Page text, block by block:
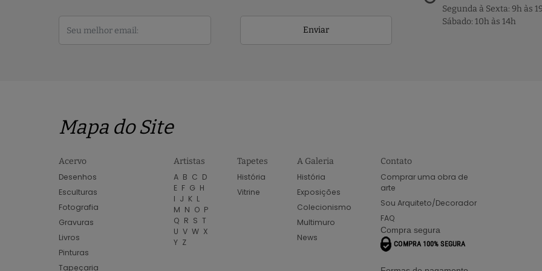
Enviar
Segunda à Sexta: 9h às
Sábado: 10h às 14h
Mapa do Site
Acervo
Desenhos
Esculturas
Fotografia
Gravuras
Livros
Pinturas
Tapeçaria
Artistas
A B C D
E F G H
I J K L
M N O P
Q R S T
U V W X
Y Z
Tapetes
História
Vitrine
A Galeria
História
Exposições
Colecionismo
Multimuro
News
Contato
Comprar uma obra de
arte
Sou Arquiteto/Decorador
FAQ
Compra segura